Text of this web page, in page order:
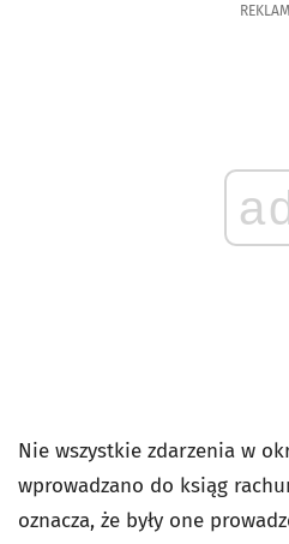
Nie wszystkie zdarzenia w
wprowadzano do ksiąg
oznacza, że były one